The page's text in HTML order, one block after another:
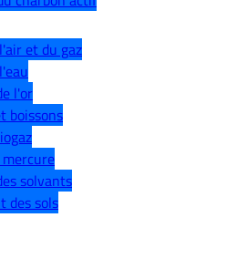
et du gaz
l'or
boissons
solvants
des sols